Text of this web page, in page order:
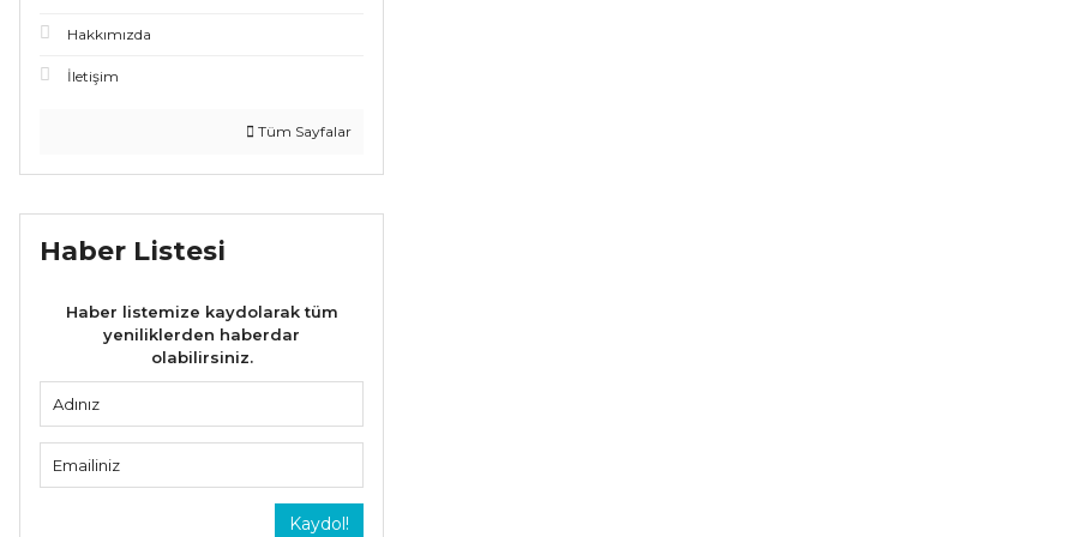
Hakkımızda
İletişim
Tüm Sayfalar
Haber Listesi
Haber listemize kaydolarak tüm
yeniliklerden haberdar
olabilirsiniz.
Kaydol!